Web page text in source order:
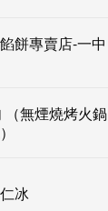
餅專賣店-一中
（無煙燒烤火鍋
冰